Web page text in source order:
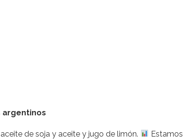
argentinos
de soja y aceite y jugo de limón.
Estamos